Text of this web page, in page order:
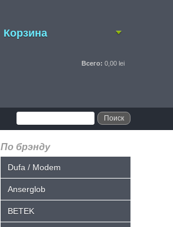
Корзина
Всего: 0,00 lei
По брэнду
Dufa / Modem
Anserglob
BETEK